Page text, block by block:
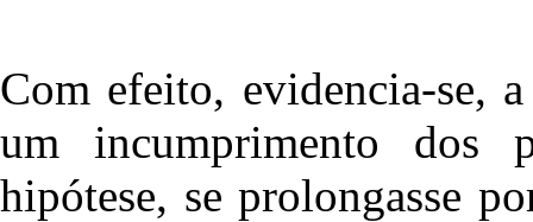
Com efeito, evidencia-se,
um incumprimento dos
hipótese, se prolongasse